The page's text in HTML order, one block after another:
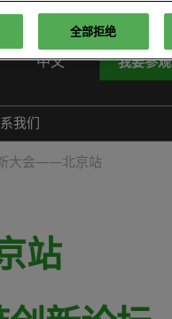
中文
Việt
ทย
我要参观
我们
大会——北京站
站
全部拒绝